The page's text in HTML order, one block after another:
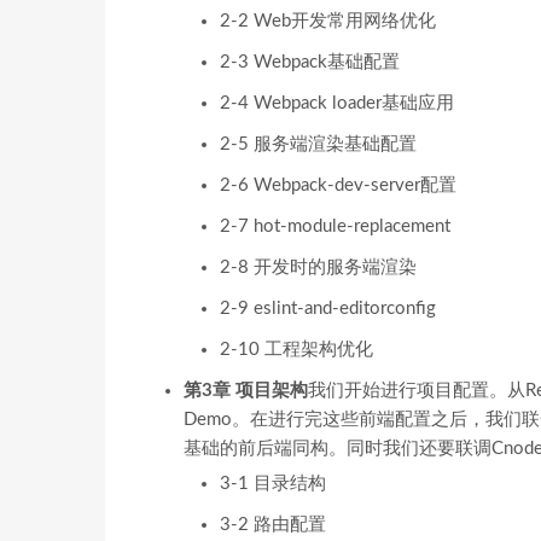
2-2 Web开发常用网络优化
2-3 Webpack基础配置
2-4 Webpack loader基础应用
2-5 服务端渲染基础配置
2-6 Webpack-dev-server配置
2-7 hot-module-replacement
2-8 开发时的服务端渲染
2-9 eslint-and-editorconfig
2-10 工程架构优化
第3章 项目架构我们开始进行项目配置。从
Demo。在进行完这些前端配置之后，我们
基础的前后端同构。同时我们还要联调
3-1 目录结构
3-2 路由配置